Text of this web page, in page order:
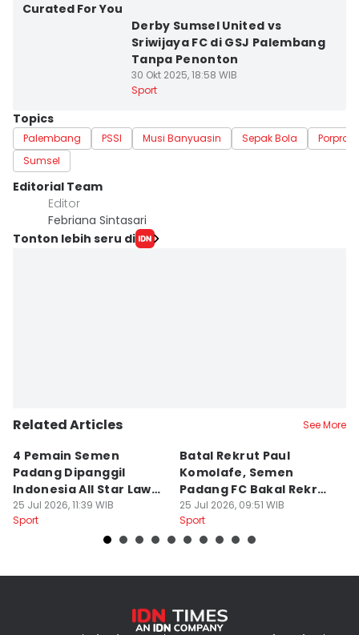
Curated For You
Derby Sumsel United vs
Sriwijaya FC di GSJ Palembang
Tanpa Penonton
30 Okt 2025, 18:58 WIB
Sport
Topics
Palembang PSSI Musi Banyuasin Sepak Bola
Sumsel
Editorial Team
Editor
Febriana Sintasari
Tonton lebih seru di
Related Articles See More
4 Pemain Semen
Padang Dipanggil
Indonesia All Star Lawan
Aston Villa
25 Jul 2026, 11:39 WIB
Sport
Batal Rekrut Paul
Komolafe, Semen
Padang FC Bakal Rekrut
Striker Baru
25 Jul 2026, 09:51 WIB
Sport